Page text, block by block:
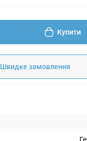
Купити
Швидке замовлення